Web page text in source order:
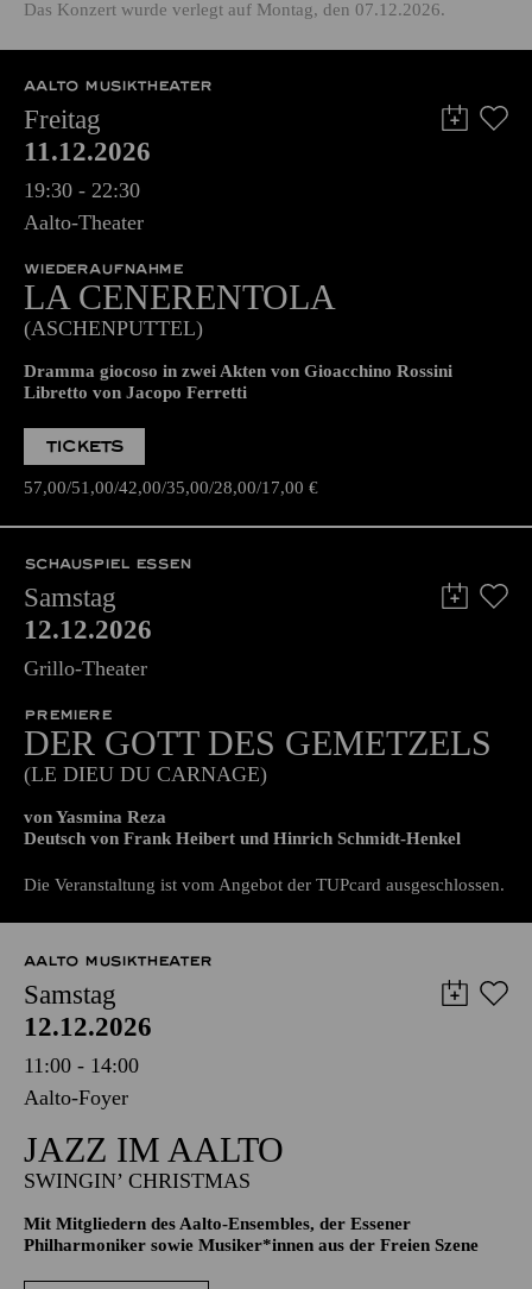
Das Konzert wurde verlegt auf Montag, den 07.12.2026.
AALTO MUSIKTHEATER
Freitag
11.12.2026
19:30 - 22:30
Aalto-Theater
WIEDERAUFNAHME
LA CENE­RENTOLA
(ASCHENPUTTEL)
Dramma giocoso in zwei Akten von Gioacchino Rossini
Libretto von Jacopo Ferretti
57,00 51,00 42,00 35,00
SCHAUSPIEL ESSEN
Samstag
12.12.2026
Grillo-Theater
PREMIERE
DER GOTT DES GEMETZELS
(LE DIEU DU CARNAGE)
von Yasmina Reza
Die Veranstaltung ist vom Angebot der TUPcard ausgeschlossen.
AALTO MUSIKTHEATER
Samstag
12.12.2026
11:00 - 14:00
Aalto-Foyer
JAZZ IM AALTO
SWINGIN’ CHRISTMAS